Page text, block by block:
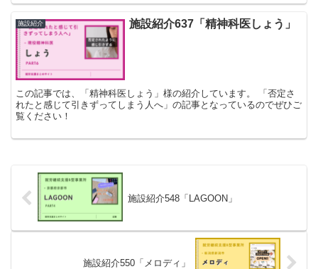
施設紹介 施設紹介637「精神科医しょう」
この記事では、「精神科医しょう」様の紹介しています。 「否定さ
れたと感じて引きずってしまう人へ」の記事となっているのでぜひご
覧ください！
施設紹介548「LAGOON」
施設紹介550「メロディ」